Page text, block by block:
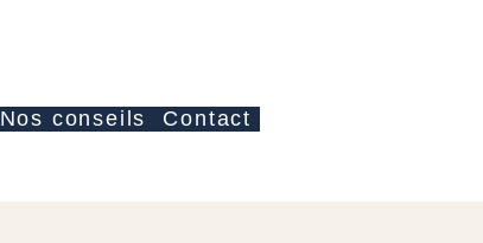
Nos conseils Contact